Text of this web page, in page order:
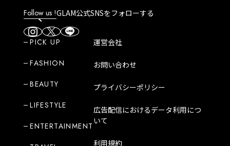
Follow us !GLAM公式SNSをフォローする
PICK UP
FASHION
BEAUTY
LIFESTYLE
ENTERTAINMENT
運営会社
お問い合わせ
プライバシーポリシー
広告配信におけるデータ利用につ
いて
利用規約